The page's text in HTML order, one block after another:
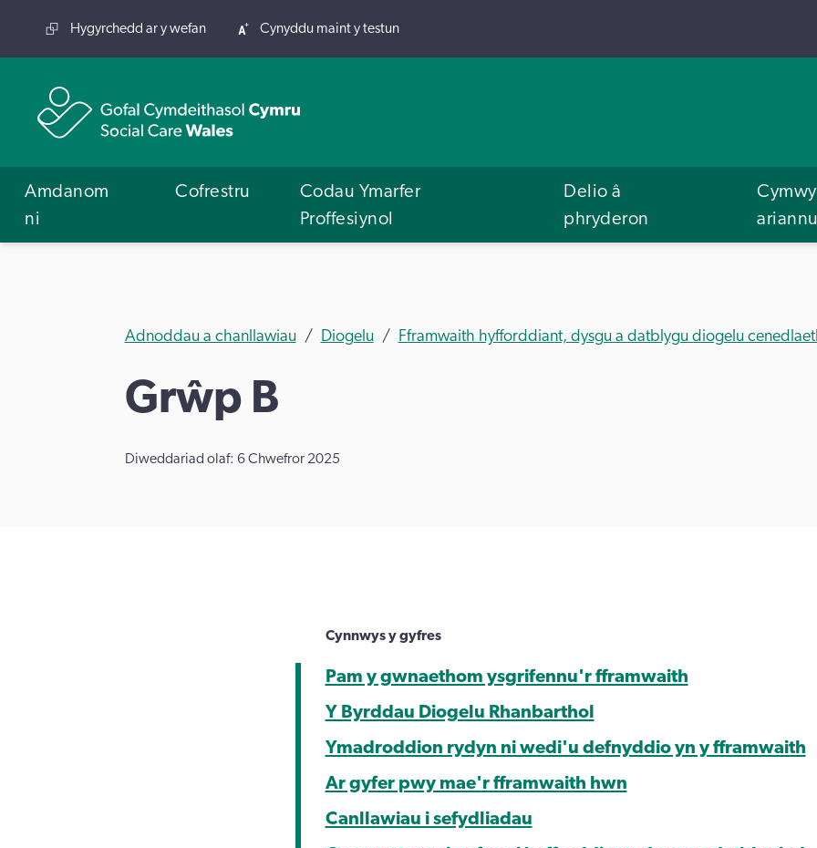
Hygyrchedd ar y wefan Cynyddu maint y testun
Amdanom
ni
Cofrestru
Codau Ymarfer
Proffesiynol
Delio â
phryderon
Adnoddau a chanllawiau Diogelu Fframwaith hyfforddiant, dysgu a datblygu diogelu
Grŵp B
Diweddariad olaf: 6 Chwefror 2025
Cynnwys y gyfres
Pam y gwnaethom ysgrifennu'r fframwaith
Y Byrddau Diogelu Rhanbarthol
Ymadroddion rydyn ni wedi'u defnyddio yn y fframwaith
Ar gyfer pwy mae'r fframwaith hwn
Canllawiau i sefydliadau